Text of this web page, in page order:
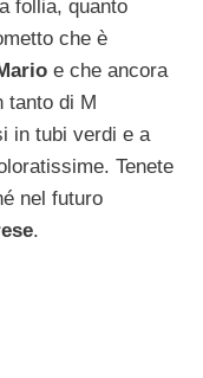
follia, quanto
che è
e che ancora
tanto di M
in tubi verdi e a
Tenete
nel futuro
.